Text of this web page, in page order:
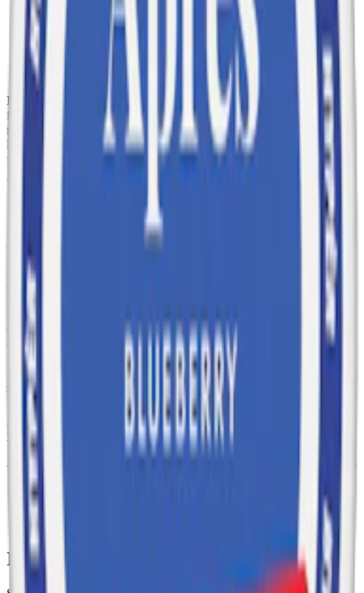
Snustyp:
Nettovikt per
Ingredienser:
fyllningsmedel (E460, cellulosa), vatten, salt,
förtjockningsmedel (E401, natriumalginat), fuktighetsbevarande
medel (E1520, propan-1,2-diol), surhetsreglerande medel (E501,
kaliumkarbonater), sötningsmedel (E950, acesulfam k), aromer samt
förtjockningsmedel (E1200, polydextros) och nikotin.
Om Après No.7 Very Berry Slim
Après No.7 Very Berry Slim är ett
balanserad smak av bär. Smaken är en sammansättning av
nyplockade bär, där hallon är den mest framträdande tonen, både söt
och syrlig.
Prillorna hos Après No.7 Very Berry är slimmade, vilket innebär att
de är diskreta och mer optimerade att använda utan att de kännas
eller synas lika mycket som traditionellt snus. En prilla slim Après
Very Berry innehåller 4,4 mg nikotin, vilket gör att Après Very
Berry Slim ligger strax under gränsen för vad som anses vara normal
styrka, och passar bra för dig som föredrar en lättare dos.
En dosa innehåller 20 prillor, med en totalvikt på 11 gram. Prillorna
har en normal fuktighet som hjälper till att hålla rinnigheten låg.
Very Berry lanserades först i november 2023.
Information om varumärket Après